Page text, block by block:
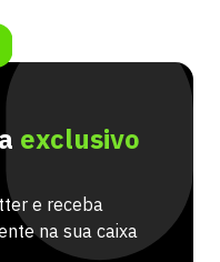
exclusivo
e receba
na sua caixa